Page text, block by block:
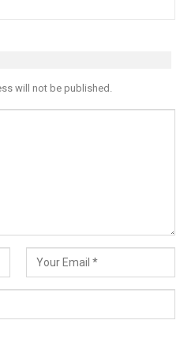
will not be published.